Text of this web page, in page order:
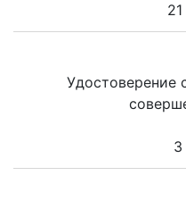
Удостоверение
3